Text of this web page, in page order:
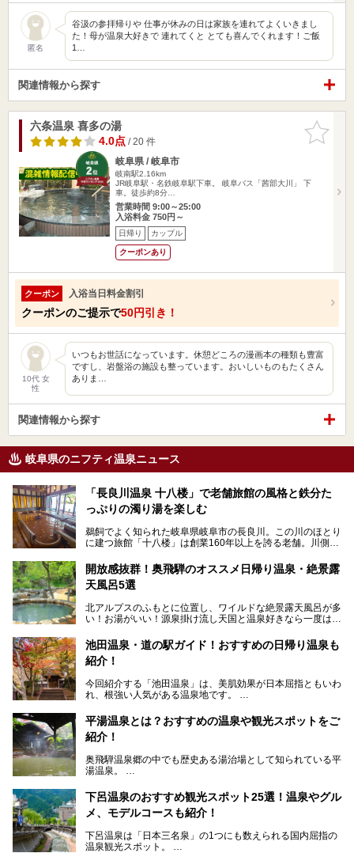
匿名
谷汲の参拝帰りや 仕事が休みの日は家族を連れてよくいきまし
た！母が温泉大好きで 連れてくと とても喜んでくれます！ご飯
1…
関連情報から探す
お気に入
りに追加
六条温泉 喜多の湯
4.0点/ 20 件
岐阜県 / 岐阜市
岐南駅2.16km
JR岐阜駅・名鉄岐阜駅下車。 岐阜バス「茜部大川」 下
車。徒歩約8分…
営業時間 9:00～25:00
入浴料金 750円～
日帰り カップル
クーポンあり
クーポン 入浴当日料金割引
クーポンのご提示で50円引き！
10代 女
性
いつもお世話になっています。休憩どころの漫画本の種類も豊富
ですし、岩盤浴の施設も整っています。おいしいものもたくさん
ありま…
関連情報から探す
岐阜県のニフティ温泉ニュース
「長良川温泉 十八楼」で老舗旅館の風格と鉄分た
っぷりの濁り湯を楽しむ
鵜飼でよく知られた岐阜県岐阜市の長良川。この川のほとり
に建つ旅館「十八楼」は創業160年以上を誇る老舗。川側の
濁り湯で、地産地消にこだわった食事も定評があります。
そして大浴場は日帰り入浴もできるんですよ。泊まりでも日
岐阜の手仕事に触れる旅とともに楽しんでみてはいかがでし
ょう！
───
提供元：岐阜県【PR】
この記事は岐阜県のPR記事です。
開放感抜群！奥飛騨のオススメ日帰り温泉・絶景露
天風呂5選
北アルプスのふもとに位置し、ワイルドな絶景露天風呂が多
い！お湯がいい！源泉掛け流し天国と温泉好きなら一度は行
「平湯温泉」「福地温泉」「新平湯温泉」「栃尾温泉」「新
穂高温泉」と5つの温泉地を総称して奥飛騨温泉郷と呼びま
風呂を5ヶ所ご紹介したいと思います。いずれも素晴らしい
温泉ですよ！
池田温泉・道の駅ガイド！おすすめの日帰り温泉も
紹介！
今回紹介する「池田温泉」は、美肌効果が日本屈指ともいわ
れ、根強い人気がある温泉地です。
温泉旅として利用することができます。
池田温泉には道の駅があるなど、温泉、観光、買い物と、さ
そんな池田温泉の魅力を詳しく紹介していきます！
平湯温泉とは？おすすめの温泉や観光スポットをご
紹介！
奥飛騨温泉郷の中でも歴史ある湯治場として知られている平
湯温泉。
らの利用客も増え、ますます賑わいを見せています。そこで
今回は、平湯温泉の観光スポットとおすすめの温泉施設を紹
介します。気になる温泉をぜひチェックしてみてください。
下呂温泉のおすすめ観光スポット25選！温泉やグル
メ、モデルコースも紹介！
下呂温泉は「日本三名泉」の1つにも数えられる国内屈指の
温泉観光スポット。